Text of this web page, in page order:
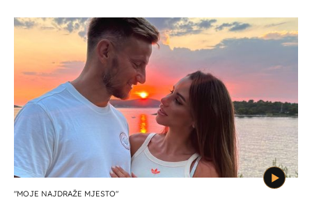
"MOJE NAJDRAŽE MJESTO"